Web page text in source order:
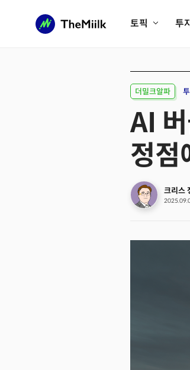
토픽
피지컬AI/로봇
AX비즈니스혁명
전체 기사 보기
투
더밀크알파
AI
정점
크리스